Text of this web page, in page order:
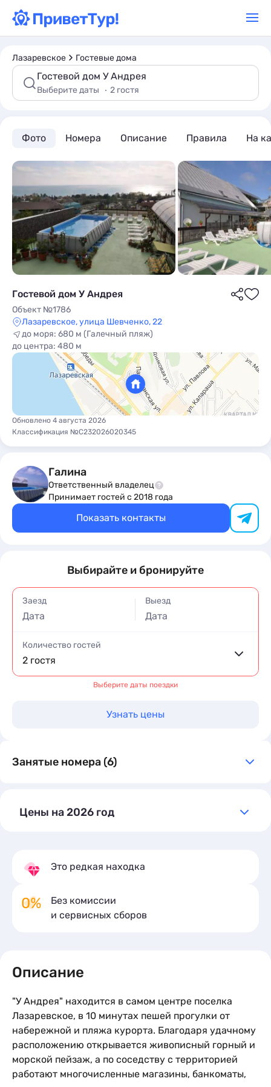
Лазаревское Гостевые дома
Гостевой дом У Андрея
Выберите даты 2 гостя
Фото Номера Описание Правила На
Гостевой дом У Андрея
Объект №1786
Лазаревское, улица Шевченко, 22
до моря: 680 м (Галечный пляж)
до центра: 480 м
Обновлено 4 августа 2026
Классификация №С232026020345
Галина
Ответственный владелец
Принимает гостей с 2018 года
Показать контакты
Выбирайте и бронируйте
Заезд
Дата
Выезд
Дата
Количество гостей
2 гостя
Выберите даты поездки
Узнать цены
Занятые номера (6)
Двухместный
кол-во гостей
Подробное описание
Цены на 2026 год
Двухместный
За комнату
Четырехмесный
За комнату
Трехместный
«Люкс»
Четырехместный
«Люкс»
За комнату
Это редкая находка
Без комиссии
и сервисных сборов
Описание
"У Андрея" находится в самом центре поселка
Лазаревское, в 10 минутах пешей прогулки от
набережной и пляжа курорта. Благодаря удачному
расположению открывается живописный горный и
морской пейзаж, а по соседству с территорией
работают многочисленные магазины, банкоматы,